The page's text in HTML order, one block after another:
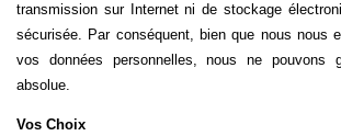
transmission sur Internet ni de stockage
sécurisée. Par conséquent, bien que nous nous
vos données personnelles, nous ne pouvons
absolue.
Vos Choix